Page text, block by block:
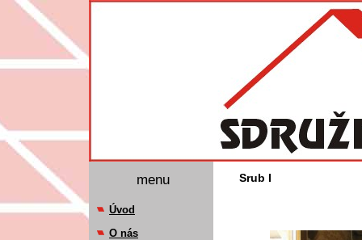
menu
Úvod
O nás
Srub I